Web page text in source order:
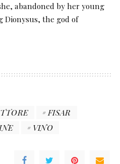
abandoned by her young
Dionysus, the god of
FISAR
VINO